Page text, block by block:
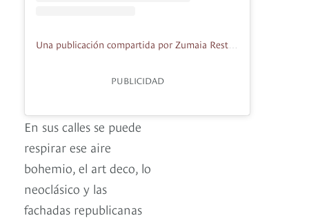
PUBLICIDAD
En sus calles se puede
respirar ese aire
bohemio, el art deco, lo
neoclásico y las
fachadas republicanas